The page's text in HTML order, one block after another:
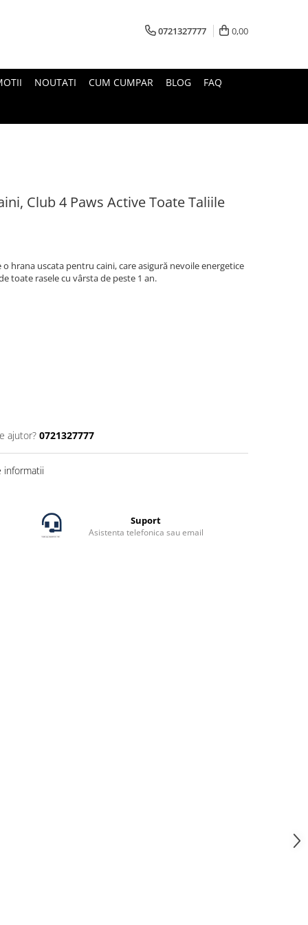
0721327777 0,00
NOUTATI CUM CUMPAR BLOG FAQ
Club 4 Paws Active Toate Taliile
o hrana uscata pentru caini, care asigură nevoile energetice
toate rasele cu vârsta de peste 1 an.
ajutor? 0721327777
informatii
Suport
Asistenta telefonica sau email